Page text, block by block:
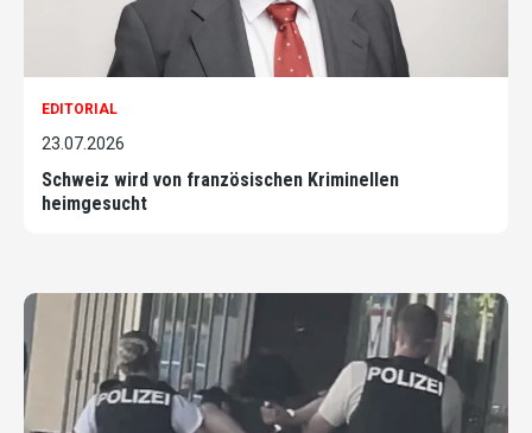
EDITORIAL
23.07.2026
Schweiz wird von französischen Kriminellen
heimgesucht